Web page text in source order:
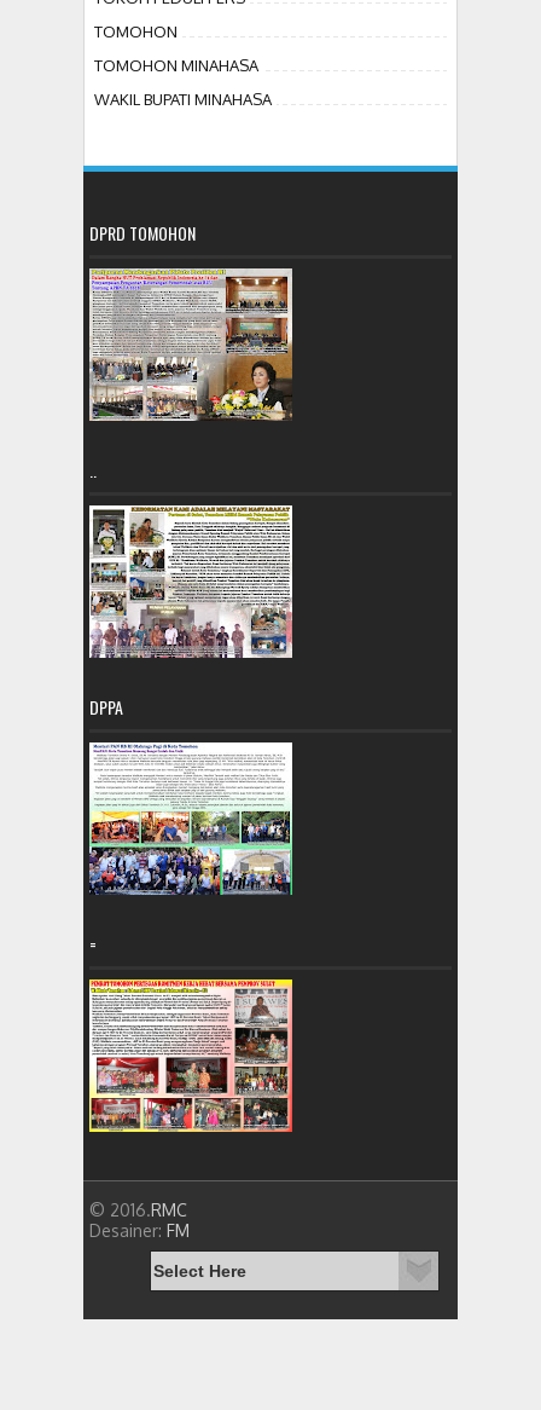
TOMOHON
TOMOHON MINAHASA
WAKIL BUPATI MINAHASA
DPRD TOMOHON
DPPA
=
© 2016.RMC
Desainer: FM